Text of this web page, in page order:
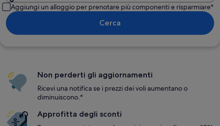
Aggiungi un alloggio per prenotare più componenti e risparmiare*
Cerca
Non perderti gli aggiornamenti
Ricevi una notifica se i prezzi dei voli aumentano o
diminuiscono.*
Approfitta degli sconti